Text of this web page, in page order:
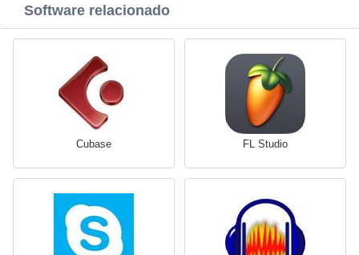
Software relacionado
Cubase FL Studio